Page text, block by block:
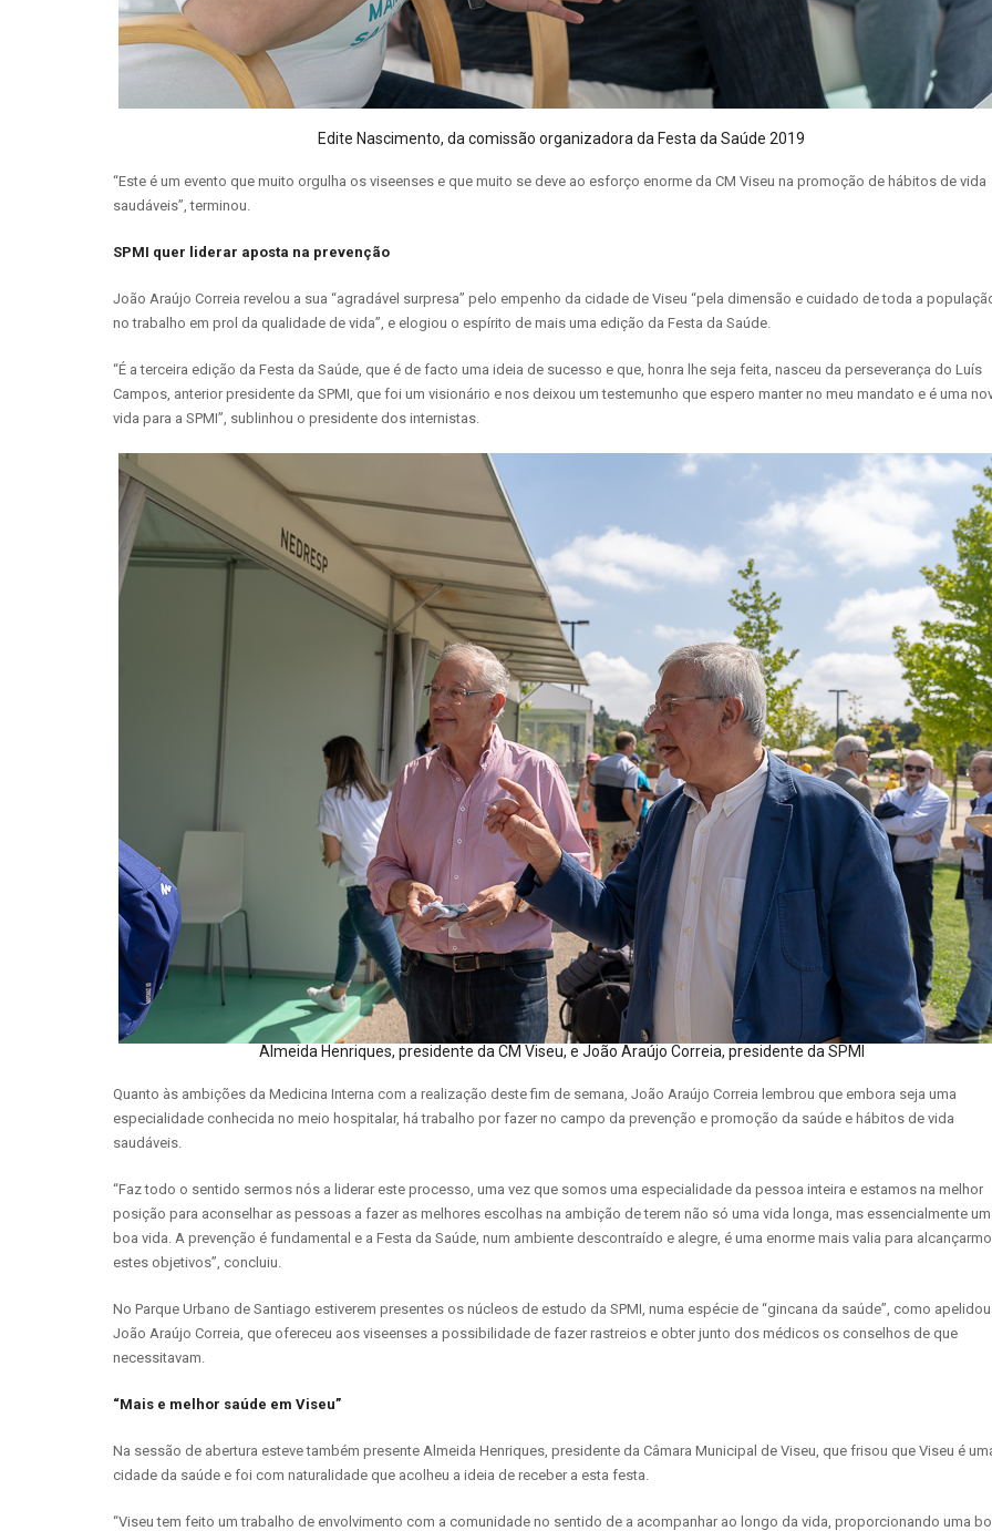
Edite Nascimento, da comissão organizadora da Festa da Saúde 2019
“Este é um evento que muito orgulha os viseenses e que muito se deve ao esforço enorme da CM Viseu na promoção de hábitos de vida
saudáveis”, terminou.
SPMI quer liderar aposta na prevenção
João Araújo Correia revelou a sua “agradável surpresa” pelo empenho da cidade de Viseu “pela dimensão e cuidado de toda a
no trabalho em prol da qualidade de vida”, e elogiou o espírito de mais uma edição da Festa da Saúde.
“É a terceira edição da Festa da Saúde, que é de facto uma ideia de sucesso e que, honra lhe seja feita, nasceu da perseverança do Luís
Campos, anterior presidente da SPMI, que foi um visionário e nos deixou um testemunho que espero manter no meu mandato e é uma
vida para a SPMI”, sublinhou o presidente dos internistas.
Almeida Henriques, presidente da CM Viseu, e João Araújo Correia, presidente da SPMI
Quanto às ambições da Medicina Interna com a realização deste fim de semana, João Araújo Correia lembrou que embora seja uma
especialidade conhecida no meio hospitalar, há trabalho por fazer no campo da prevenção e promoção da saúde e hábitos de vida
saudáveis.
“Faz todo o sentido sermos nós a liderar este processo, uma vez que somos uma especialidade da pessoa inteira e estamos na melhor
posição para aconselhar as pessoas a fazer as melhores escolhas na ambição de terem não só uma vida longa, mas essencialmente
boa vida. A prevenção é fundamental e a Festa da Saúde, num ambiente descontraído e alegre, é uma enorme mais valia para
estes objetivos”, concluiu.
No Parque Urbano de Santiago estiverem presentes os núcleos de estudo da SPMI, numa espécie de “gincana da saúde”, como apelidou
João Araújo Correia, que ofereceu aos viseenses a possibilidade de fazer rastreios e obter junto dos médicos os conselhos de que
necessitavam.
“Mais e melhor saúde em Viseu”
Na sessão de abertura esteve também presente Almeida Henriques, presidente da Câmara Municipal de Viseu, que frisou que Viseu é
cidade da saúde e foi com naturalidade que acolheu a ideia de receber a esta festa.
“Viseu tem feito um trabalho de envolvimento com a comunidade no sentido de a acompanhar ao longo da vida, proporcionando uma